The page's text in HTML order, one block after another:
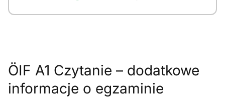
ÖIF A1 Czytanie – dodatkowe
informacje o egzaminie